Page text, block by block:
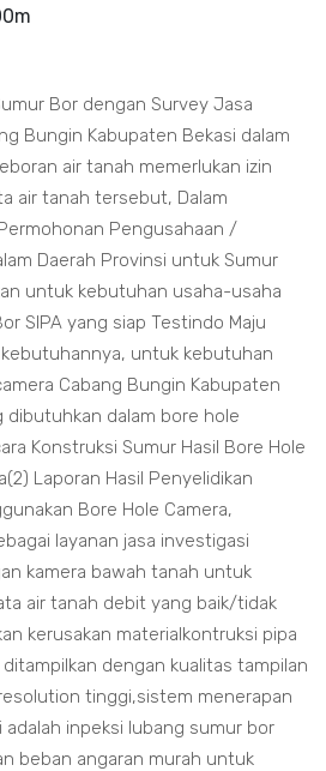
Bor dengan Survey Jasa
Bungin Kabupaten Bekasi dalam
air tanah memerlukan izin
air tanah tersebut, Dalam
Pengusahaan /
Daerah Provinsi untuk Sumur
untuk kebutuhan usaha-usaha
SIPA yang siap Testindo Maju
untuk kebutuhan
Cabang Bungin Kabupaten
dibutuhkan dalam bore hole
Konstruksi Sumur Hasil Bore Hole
Laporan Hasil Penyelidikan
Bore Hole Camera,
layanan jasa investigasi
kamera bawah tanah untuk
air tanah debit yang baik/tidak
kerusakan materialkontruksi pipa
dengan kualitas tampilan
tinggi,sistem menerapan
adalah inpeksi lubang sumur bor
beban angaran murah untuk